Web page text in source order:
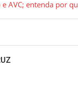
AVC; entenda por